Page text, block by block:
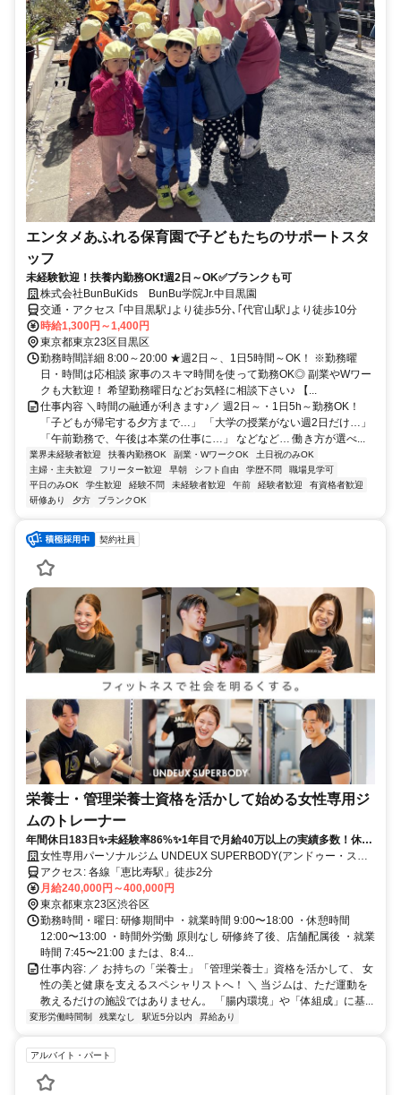
エンタメあふれる保育園で子どもたちのサポートスタ
ッフ
未経験歓迎！扶養内勤務OK❗週2日～OK✅ブランクも可
株式会社BunBuKids BunBu学院Jr.中目黒園
交通・アクセス ｢中目黒駅｣より徒歩5分､｢代官山駅｣より徒歩10分
時給1,300円～1,400円
東京都東京23区目黒区
勤務時間詳細 8:00～20:00 ★週2日～、1日5時間～OK！ ※勤務曜
日・時間は応相談 家事のスキマ時間を使って勤務OK◎ 副業やWワー
クも大歓迎！ 希望勤務曜日などお気軽に相談下さい♪ 【...
仕事内容 ＼時間の融通が利きます♪／ 週2日～・1日5h～勤務OK！
「子どもが帰宅する夕方まで…」 「大学の授業がない週2日だけ…」
「午前勤務で、午後は本業の仕事に…」 などなど… 働き方が選べ...
業界未経験者歓迎 扶養内勤務OK 副業・WワークOK
土日祝のみOK
主婦・主夫歓迎
フリーター歓迎 早朝 シフト自由 学歴不問
職場見学可
平日のみOK
学生歓迎 経験不問 未経験者歓迎 午前 経験者歓迎
有資格者歓迎
研修あり
夕方 ブランクOK
契約社員
栄養士・管理栄養士資格を活かして始める女性専用ジ
ムのトレーナー
年間休日183日✨未経験率86%✨1年目で月給40万以上の実績多数！休み
も、あなたの成長も、全力サポート！
女性専用パーソナルジム UNDEUX SUPERBODY(アンドゥー・スー
パーボディ)アクセス: 各線「恵比寿駅」徒歩2分
月給240,000円～400,000円
東京都東京23区渋谷区
勤務時間・曜日: 研修期間中 ・就業時間 9:00〜18:00 ・休憩時間
12:00〜13:00 ・時間外労働 原則なし 研修終了後、店舗配属後 ・就業
時間 7:45〜21:00 または、8:4...
仕事内容: ／ お持ちの「栄養士」「管理栄養士」資格を活かして、 女
性の美と健康を支えるスペシャリストへ！ ＼ 当ジムは、ただ運動を
教えるだけの施設ではありません。 「腸内環境」や「体組成」に基...
変形労働時間制 残業なし 駅近5分以内 昇給あり
アルバイト・パート